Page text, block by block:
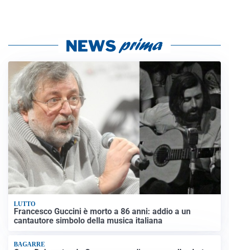
LUTTO
Francesco Guccini è morto a 86 anni: addio a un
cantautore simbolo della musica italiana
BAGARRE